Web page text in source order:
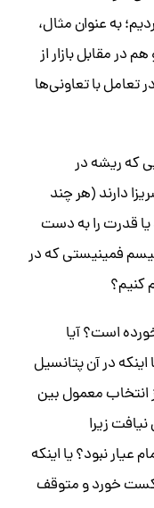
به عنوان مثال،
در مقابل بازار از
تعامل با تعاونی‌ها
که ریشه در
دارند (‏هر چند
قدرت را به دست
فمینیستی که در
است؟ آیا
در آن پتانسیل
انتخاب معمول بین
زیرا
عیار نبود؟ یا اینکه
خورد و متوقف